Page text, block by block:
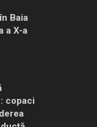
Baia
a X-a
copaci